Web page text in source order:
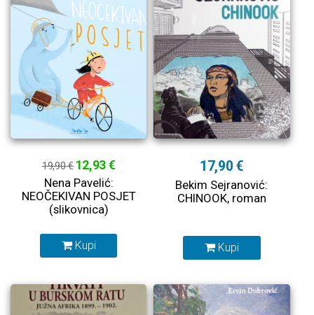
19,90 € 12,93 €
Nena Pavelić:
NEOČEKIVAN POSJET
(slikovnica)
Kupi
17,90 €
Bekim Sejranović:
CHINOOK, roman
Kupi